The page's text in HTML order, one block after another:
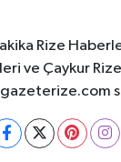
Rize
ve Çaykur